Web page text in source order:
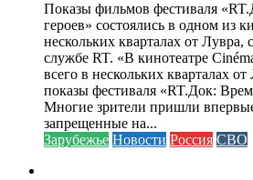
Показы фильмов фестиваля
героев» состоялись в одном из
нескольких кварталах от Лувра,
службе RT. «В кинотеатре
всего в нескольких кварталах
показы фестиваля «RT.Док:
Многие зрители пришли
запрещенные на...
Зарубежье Новости Россия СВО